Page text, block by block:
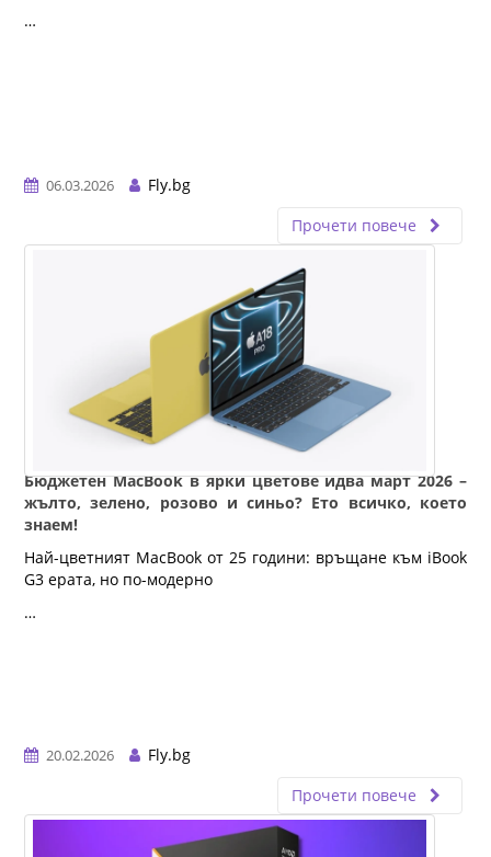
…
06.03.2026
Fly.bg
Прочети повече
Бюджетен MacBook в ярки цветове идва март 2026 –
жълто, зелено, розово и синьо? Ето всичко, което
знаем!
Най-цветният MacBook от 25 години: връщане към iBook
G3 ерата, но по-модерно
…
20.02.2026
Fly.bg
Прочети повече